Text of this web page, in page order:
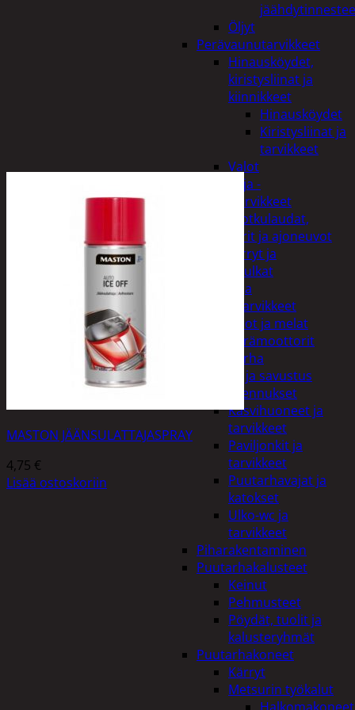
Öljyt
Perävaunutarvikkeet
Hinausköydet,
kiristysliinat ja
kiinnikkeet
Hinausköydet
Kiristysliinat ja
tarvikkeet
Valot
Rengas ja -
vannetarvikkeet
Sähköpotkulaudat,
skootterit ja ajoneuvot
Tukkikärryt ja
juontopulkat
Veneet ja
veneilytarvikkeet
Airot ja melat
Perämoottorit
Piha ja puutarha
Grillaus ja savustus
Piharakennukset
Kasvihuoneet ja
tarvikkeet
Paviljonkit ja
tarvikkeet
Puutarhavajat ja
katokset
Ulko-wc ja
tarvikkeet
Piharakentaminen
Puutarhakalusteet
Keinut
Pehmusteet
Pöydät, tuolit ja
kalusteryhmät
Puutarhakoneet
Kärryt
Metsurin työkalut
MASTON JÄÄNSULATTAJASPRAY
4,75 €
Lisää ostoskoriin